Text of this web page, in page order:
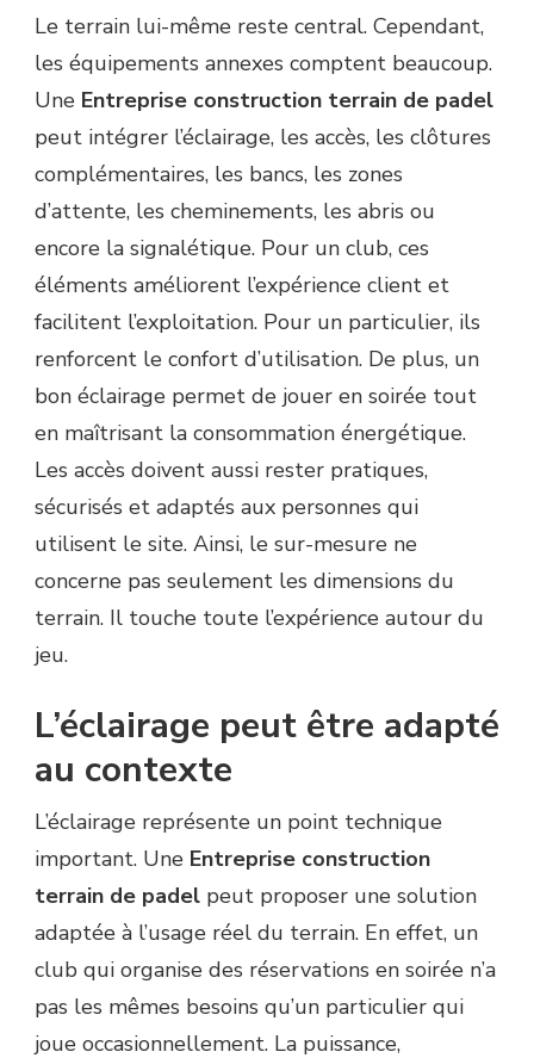
Le terrain lui-même reste central. Cependant,
les équipements annexes comptent beaucoup.
Une Entreprise construction terrain de padel
peut intégrer l’éclairage, les accès, les clôtures
complémentaires, les bancs, les zones
d’attente, les cheminements, les abris ou
encore la signalétique. Pour un club, ces
éléments améliorent l’expérience client et
facilitent l’exploitation. Pour un particulier, ils
renforcent le confort d’utilisation. De plus, un
bon éclairage permet de jouer en soirée tout
en maîtrisant la consommation énergétique.
Les accès doivent aussi rester pratiques,
sécurisés et adaptés aux personnes qui
utilisent le site. Ainsi, le sur-mesure ne
concerne pas seulement les dimensions du
terrain. Il touche toute l’expérience autour du
jeu.
L’éclairage peut être adapté
au contexte
L’éclairage représente un point technique
important. Une Entreprise construction
terrain de padel peut proposer une solution
adaptée à l’usage réel du terrain. En effet, un
club qui organise des réservations en soirée n’a
pas les mêmes besoins qu’un particulier qui
joue occasionnellement. La puissance,